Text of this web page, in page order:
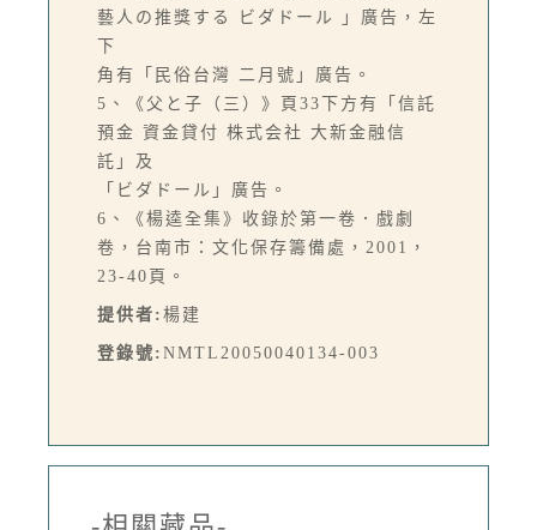
藝人の推獎する ビダドール 」廣告，左
下
角有「民俗台灣 二月號」廣告。
5、《父と子（三）》頁33下方有「信託
預金 資金貸付 株式会社 大新金融信
託」及
「ビダドール」廣告。
6、《楊逵全集》收錄於第一卷．戲劇
卷，台南市：文化保存籌備處，2001，
23-40頁。
提供者: 楊建
登錄號: NMTL20050040134-003